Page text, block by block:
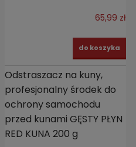
65,99 zł
do koszyka
Odstraszacz na kuny,
profesjonalny środek do
ochrony samochodu
przed kunami GĘSTY PŁYN
RED KUNA 200 g